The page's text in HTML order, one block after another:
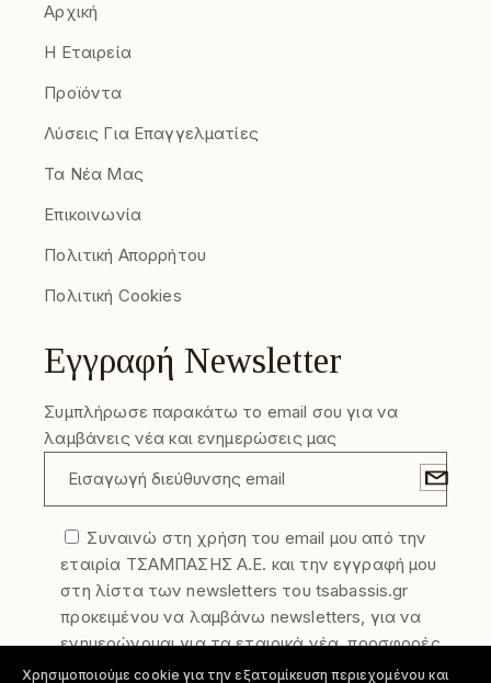
Αρχική
Η Εταιρεία
Προϊόντα
Λύσεις Για Επαγγελματίες
Τα Νέα Μας
Επικοινωνία
Πολιτική Απορρήτου
Πολιτική Cookies
Εγγραφή Newsletter
Συμπλήρωσε παρακάτω το email σου για να
λαμβάνεις νέα και ενημερώσεις μας
Συναινώ στη χρήση του email μου από την
εταιρία ΤΣΑΜΠΑΣΗΣ Α.Ε. και την εγγραφή μου
στη λίστα των newsletters του tsabassis.gr
προκειμένου να λαμβάνω newsletters, για να
ενημερώνομαι για τα εταιρικά νέα, προσφορές
και τα νέα προϊόντα της εταιρίας. Η
Χρησιμοποιούμε cookie για την εξατομίκευση περιεχομένου και